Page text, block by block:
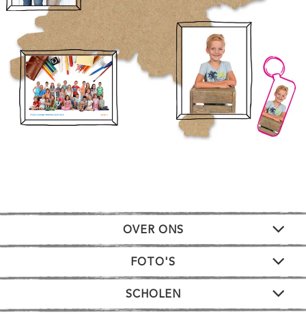
OVER ONS
FOTO'S
SCHOLEN